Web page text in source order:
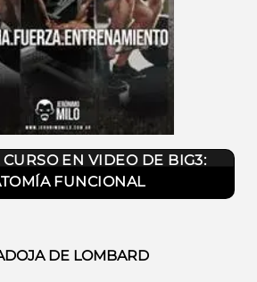
EN VIDEO DE BIG3:
FUNCIONAL
DE LOMBARD